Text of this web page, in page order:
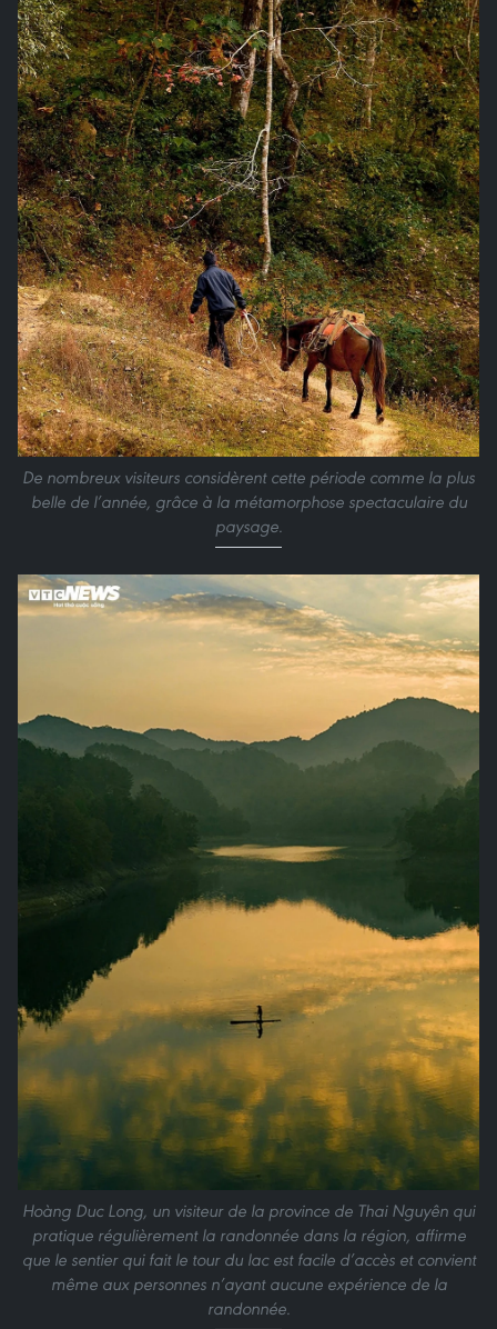
De nombreux visiteurs considèrent cette période comme la plus
belle de l’année, grâce à la métamorphose spectaculaire du
paysage.
Hoàng Duc Long, un visiteur de la province de Thai Nguyên qui
pratique régulièrement la randonnée dans la région, affirme
que le sentier qui fait le tour du lac est facile d’accès et convient
même aux personnes n’ayant aucune expérience de la
randonnée.